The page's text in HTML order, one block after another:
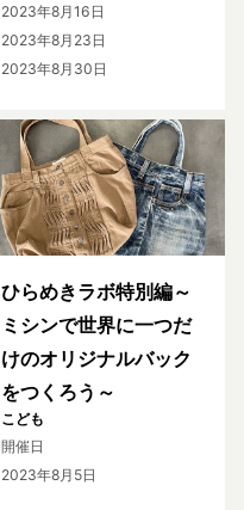
2023年8月16日
2023年8月23日
2023年8月30日
ひらめきラボ特別編～
ミシンで世界に一つだ
けのオリジナルバック
をつくろう～
こども
開催日
2023年8月5日